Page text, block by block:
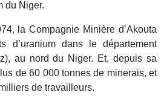
du Niger.
la Compagnie Minière d’Akouta
d’uranium dans le département
au nord du Niger. Et, depuis sa
de 60 000 tonnes de minerais, et
de travailleurs.